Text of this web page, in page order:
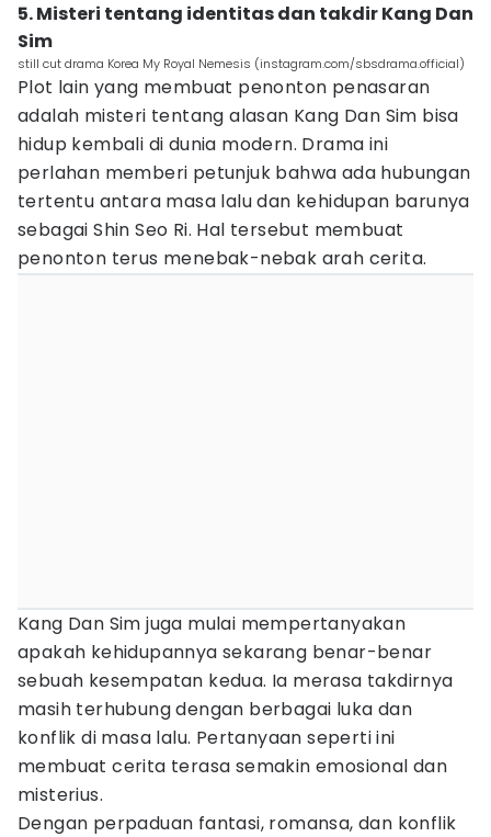
5. Misteri tentang identitas dan takdir Kang Dan
Sim
still cut drama Korea My Royal Nemesis (instagram.com/sbsdrama.official)
Plot lain yang membuat penonton penasaran
adalah misteri tentang alasan Kang Dan Sim bisa
hidup kembali di dunia modern. Drama ini
perlahan memberi petunjuk bahwa ada hubungan
tertentu antara masa lalu dan kehidupan barunya
sebagai Shin Seo Ri. Hal tersebut membuat
penonton terus menebak-nebak arah cerita.
Kang Dan Sim juga mulai mempertanyakan
apakah kehidupannya sekarang benar-benar
sebuah kesempatan kedua. Ia merasa takdirnya
masih terhubung dengan berbagai luka dan
konflik di masa lalu. Pertanyaan seperti ini
membuat cerita terasa semakin emosional dan
misterius.
Dengan perpaduan fantasi, romansa, dan konflik